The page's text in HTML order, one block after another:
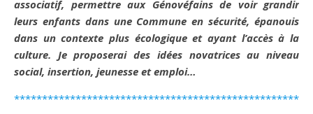
associatif, permettre aux Génovéfains de voir grandir
leurs enfants dans une Commune en sécurité, épanouis
dans un contexte plus écologique et ayant l’accès à la
culture. Je proposerai des idées novatrices au niveau
social, insertion, jeunesse et emploi…